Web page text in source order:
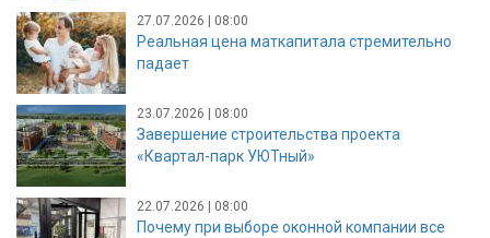
27.07.2026 | 08:00
Реальная цена маткапитала стремительно
падает
23.07.2026 | 08:00
Завершение строительства проекта
«Квартал-парк УЮТный»
22.07.2026 | 08:00
Почему при выборе оконной компании все